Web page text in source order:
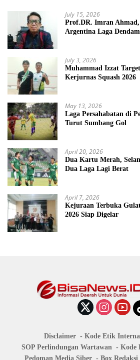
July 15, 2026
Prof.DR. Imran
Argentina Laga Dendam
July 3, 2026
Muhammad Izzat
Kerjurnas Squash 2026
May 13, 2026
Laga Persahabatan di
Turut Sumbang Gol
April 20, 2026
Dua Kartu Merah,
Dua Laga Lagi Berat
April 7, 2026
Kejuraan Terbuka
2026 Siap Digelar
Disclaimer
Kode Etik
SOP Perlindungan Wartawan
Kode
Pedoman Media Siber
Box Redaksi